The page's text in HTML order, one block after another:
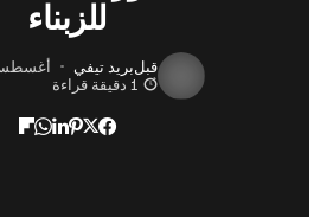
للزبناء
بريد تيفي
أغسطس 12, 2016